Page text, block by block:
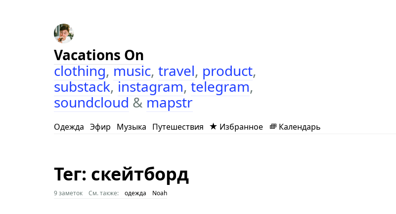
Vacations On
clothing,music, travel, product,
substack,instagram,telegram,
soundcloud&mapstr
Одежда Эфир Музыка Путешествия Избранное Календарь
Тег: скейтборд
9 заметок См. также: одежда Noah